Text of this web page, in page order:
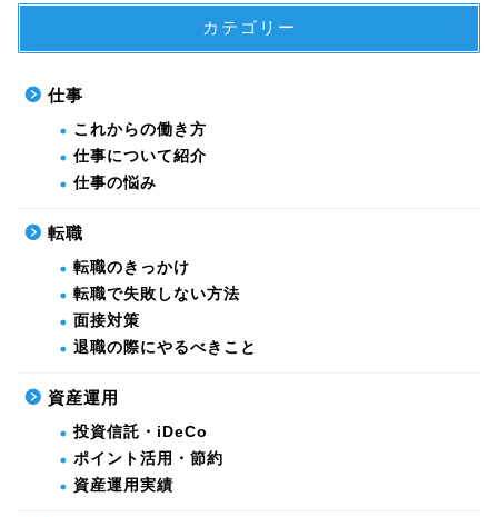
カテゴリー
仕事
これからの働き方
仕事について紹介
仕事の悩み
転職
転職のきっかけ
転職で失敗しない方法
面接対策
退職の際にやるべきこと
資産運用
投資信託・iDeCo
ポイント活用・節約
資産運用実績